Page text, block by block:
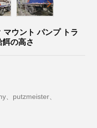
ウント パンプ トラ
の高さ
、putzmeister、